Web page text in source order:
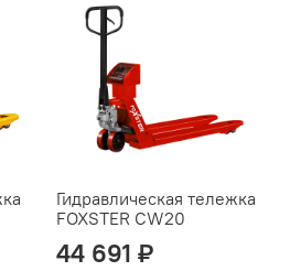
Гидравлическая тележка
FOXSTER CW20
44 691 ₽